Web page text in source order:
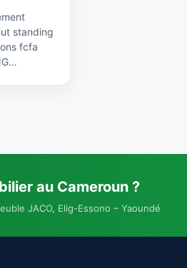
standing
fcfa
au Cameroun ?
JACO, Elig-Essono – Yaoundé